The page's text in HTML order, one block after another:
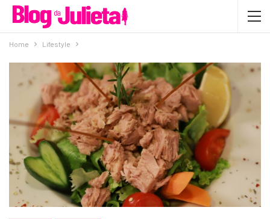
Home Lifestyle